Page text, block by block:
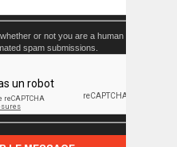
or not you are a human
spam submissions.